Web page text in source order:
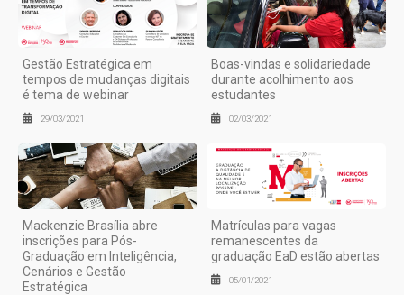
Gestão Estratégica em
tempos de mudanças digitais
é tema de webinar
29/03/2021
Boas-vindas e solidariedade
durante acolhimento aos
estudantes
02/03/2021
Mackenzie Brasília abre
inscrições para Pós-
Graduação em Inteligência,
Cenários e Gestão
Estratégica
Matrículas para vagas
remanescentes da
graduação EaD estão abertas
05/01/2021